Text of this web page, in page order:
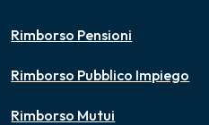
Rimborso Pensioni
Rimborso Pubblico Impiego
Rimborso Mutui